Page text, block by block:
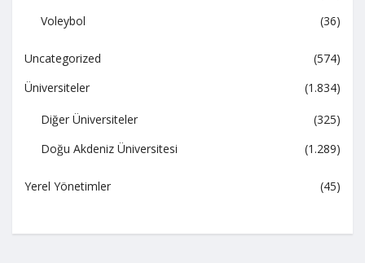
Voleybol
(36)
Uncategorized
(574)
Üniversiteler
(1.834)
Diğer Üniversiteler
(325)
Doğu Akdeniz Üniversitesi
(1.289)
Yerel Yönetimler (45)